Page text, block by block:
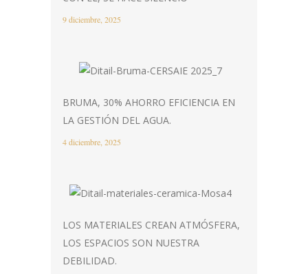
9 diciembre, 2025
BRUMA, 30% AHORRO EFICIENCIA EN
LA GESTIÓN DEL AGUA.
4 diciembre, 2025
LOS MATERIALES CREAN ATMÓSFERA,
LOS ESPACIOS SON NUESTRA
DEBILIDAD.